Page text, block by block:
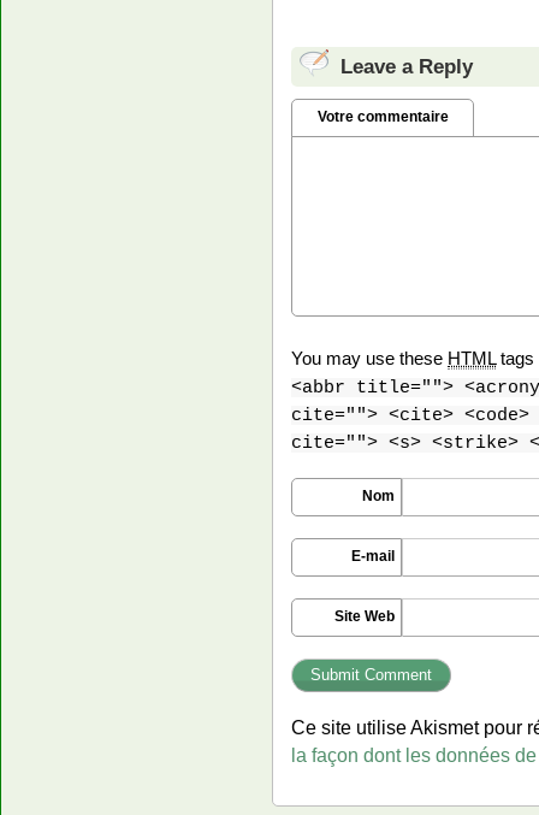
Leave a Reply
Votre commentaire
You may use these HTMLtags
<abbr title="">
cite=""> <cite> <code>
cite=""> <s> <strike>
Nom
E-mail
Site Web
Ce site utilise Akismet pour
la façon dont les données